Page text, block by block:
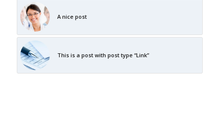
A nice post
This is a post with post type “Link”